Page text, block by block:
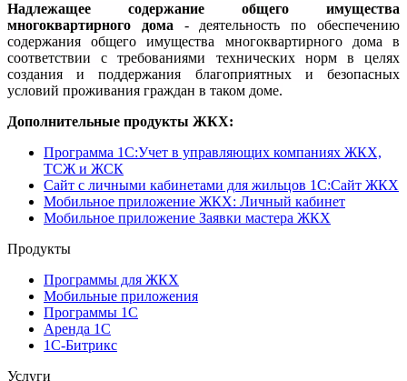
Надлежащее содержание общего имущества
многоквартирного дома- деятельность по обеспечению
содержания общего имущества многоквартирного дома в
соответствии с требованиями технических норм в целях
создания и поддержания благоприятных и безопасных
условий проживания граждан в таком доме.
Дополнительные продукты ЖКХ:
Программа 1C:Учет в управляющих компаниях ЖКХ,
ТСЖ и ЖСК
Сайт с личными кабинетами для жильцов 1С:Сайт ЖКХ
Мобильное приложение ЖКХ: Личный кабинет
Мобильное приложение Заявки мастера ЖКХ
Продукты
Программы для ЖКХ
Мобильные приложения
Программы 1С
Аренда 1С
1С-Битрикс
Услуги